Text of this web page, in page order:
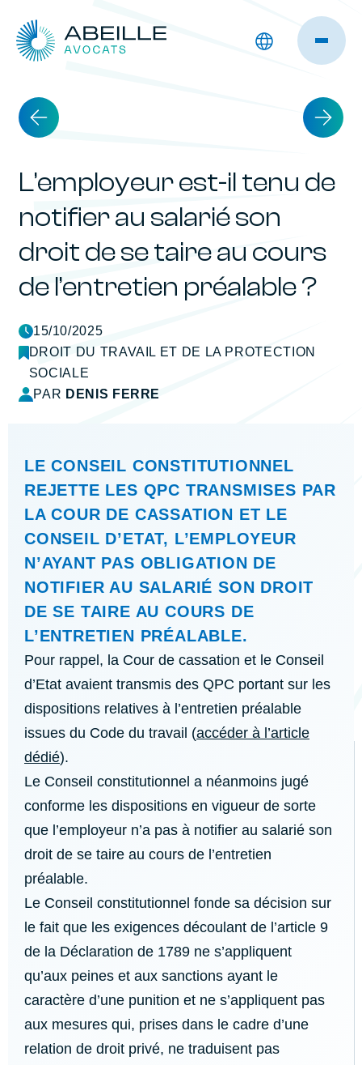
L’employeur est-il tenu de
notifier au salarié son
droit de se taire au cours
de l’entretien préalable ?
15/10/2025
DROIT DU TRAVAIL ET DE LA PROTECTION
SOCIALE
PAR DENIS FERRE
LE CONSEIL CONSTITUTIONNEL
REJETTE LES QPC TRANSMISES PAR
LA COUR DE CASSATION ET LE
CONSEIL D’ETAT, L’EMPLOYEUR
N’AYANT PAS OBLIGATION DE
NOTIFIER AU SALARIÉ SON DROIT
DE SE TAIRE AU COURS DE
L’ENTRETIEN PRÉALABLE.
Pour rappel, la Cour de cassation et le Conseil
d’Etat avaient transmis des QPC portant sur les
dispositions relatives à l’entretien préalable
issues du Code du travail (accéder à l’article
dédié).
Le Conseil constitutionnel a néanmoins jugé
conforme les dispositions en vigueur de sorte
que l’employeur n’a pas à notifier au salarié son
droit de se taire au cours de l’entretien
préalable.
Le Conseil constitutionnel fonde sa décision sur
le fait que les exigences découlant de l’article 9
de la Déclaration de 1789 ne s’appliquent
qu’aux peines et aux sanctions ayant le
caractère d’une punition et ne s’appliquent pas
aux mesures qui, prises dans le cadre d’une
relation de droit privé, ne traduisent pas